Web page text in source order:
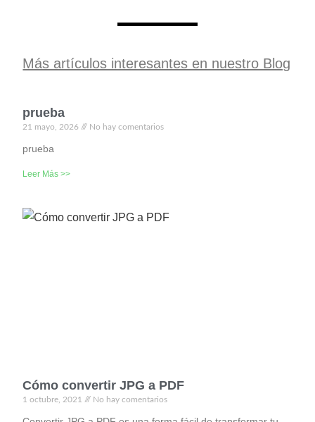
Más artículos interesantes en nuestro Blog
prueba
21 mayo, 2026 No hay comentarios
prueba
Leer Más >>
Cómo convertir JPG a PDF
1 octubre, 2021 No hay comentarios